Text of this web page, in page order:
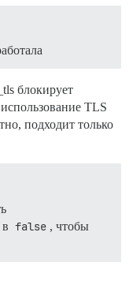
блокирует
TLS
подходит только
в false , чтобы